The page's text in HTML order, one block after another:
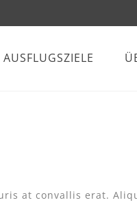
AUSFLUGSZIELE
at convallis erat.